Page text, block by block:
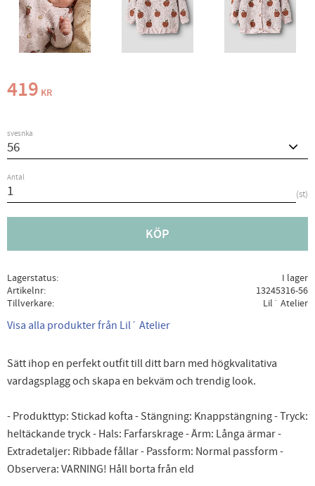
419 KR
svesnka
Antal
st
KÖP
Lagerstatus
I lager
Artikelnr
13245316-56
Tillverkare
Lil´ Atelier
Visa alla produkter från Lil´ Atelier
Sätt ihop en perfekt outfit till ditt barn med högkvalitativa
vardagsplagg och skapa en bekväm och trendig look.
- Produkttyp: Stickad kofta - Stängning: Knappstängning - Tryck:
heltäckande tryck - Hals: Farfarskrage - Ärm: Långa ärmar -
Extradetaljer: Ribbade fållar - Passform: Normal passform -
Observera: VARNING! Håll borta från eld